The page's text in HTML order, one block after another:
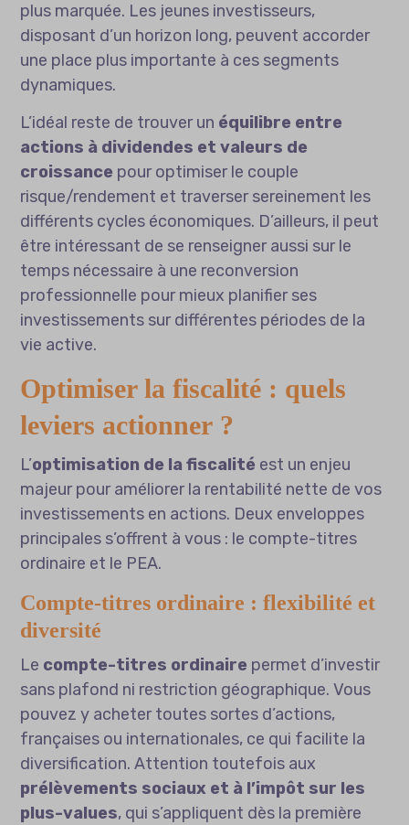
plus marquée. Les jeunes investisseurs,
disposant d’un horizon long, peuvent accorder
une place plus importante à ces segments
dynamiques.
L’idéal reste de trouver un équilibre entre
actions à dividendes et valeurs de
croissance pour optimiser le couple
risque/rendement et traverser sereinement les
différents cycles économiques. D’ailleurs, il peut
être intéressant de se renseigner aussi surle
temps nécessaire à une reconversion
professionnelle pour mieux planifier ses
investissements sur différentes périodes de la
vie active.
Optimiser la fiscalité : quels
leviers actionner ?
L’optimisation de la fiscalité est un enjeu
majeur pour améliorer la rentabilité nette de vos
investissements en actions. Deux enveloppes
principales s’offrent à vous : le compte-titres
ordinaire et le PEA.
Compte-titres ordinaire : flexibilité et
diversité
Le compte-titres ordinaire permet d’investir
sans plafond ni restriction géographique. Vous
pouvez y acheter toutes sortes d’actions,
françaises ou internationales, ce qui facilite la
diversification. Attention toutefois aux
prélèvements sociaux et à l’impôt sur les
plus-values, qui s’appliquent dès la première